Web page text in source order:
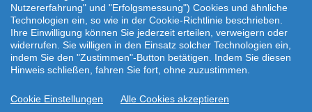
Travelcheck © 2026
Nutzererfahrung" und "Erfolgsmessung") Cookies und ähnliche
Technologien ein, so wie in der Cookie-Richtlinie beschrieben.
Ihre Einwilligung können Sie jederzeit erteilen, verweigern oder
widerrufen. Sie willigen in den Einsatz solcher Technologien ein,
indem Sie den "Zustimmen"-Button betätigen. Indem Sie diesen
Hinweis schließen, fahren Sie fort, ohne zuzustimmen.
Cookie Einstellungen Alle Cookies akzeptieren